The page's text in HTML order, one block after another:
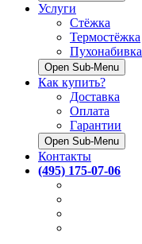
Услуги
Стёжка
Термостёжка
Пухонабивка
Open Sub-Menu
Как купить?
Доставка
Оплата
Гарантии
Open Sub-Menu
Контакты
(495) 175-07-06